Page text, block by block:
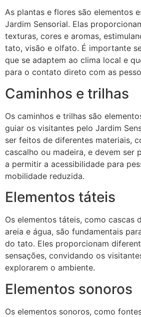
As plantas e flores são elementos
Jardim Sensorial. Elas
texturas, cores e aromas,
tato, visão e olfato. É importante
que se adaptem ao clima local e
para o contato direto com as
Caminhos e trilhas
Os caminhos e trilhas são
guiar os visitantes pelo Jardim
ser feitos de diferentes materiais,
cascalho ou madeira, e devem ser
a permitir a acessibilidade para
mobilidade reduzida.
Elementos táteis
Os elementos táteis, como cascas
areia e água, são fundamentais
do tato. Eles proporcionam
sensações, convidando os
explorarem o ambiente.
Elementos sonoros
Os elementos sonoros, como